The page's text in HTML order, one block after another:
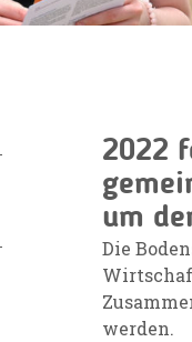
2022
um
Die
werden.